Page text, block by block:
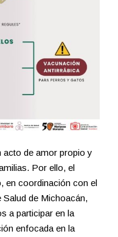
acto de amor propio y
Por ello, el
en coordinación con el
de Michoacán,
a participar en la
enfocada en la